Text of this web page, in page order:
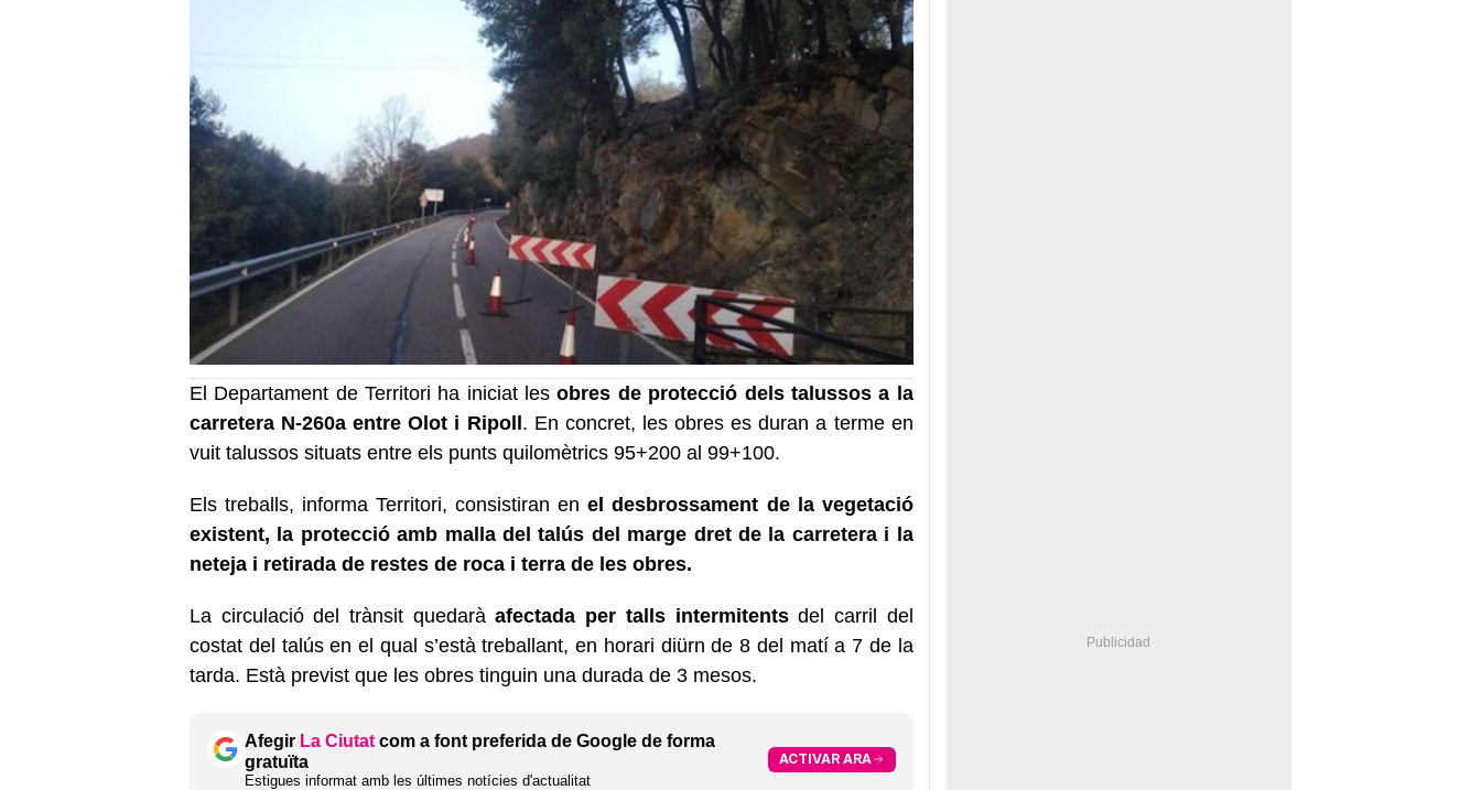
El Departament de Territori ha iniciat les obres de protecció dels talussos a la
carretera N-260a entre Olot i Ripoll. En concret, les obres es duran a terme en
vuit talussos situats entre els punts quilomètrics 95+200 al 99+100.
Els treballs, informa Territori, consistiran enel desbrossament de la vegetació
existent, la protecció amb malla del talús del marge dret de la carretera i la
neteja i retirada de restes de roca i terra de les obres.
La circulació del trànsit quedaràafectada per talls intermitentsdel carril del
costat del talús en el qual s’està treballant, en horari diürn de 8 del matí a 7 de la
tarda. Està previst que les obres tinguin una durada de 3 mesos.
Afegir La Ciutat com a font preferida de Google de forma
gratuïta
Estigues informat amb les últimes notícies d'actualitat
ACTIVAR ARA